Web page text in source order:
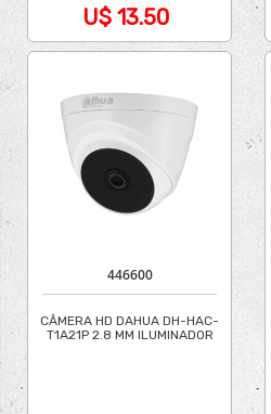
U$ 13.50
446600
CÂMERA HD DAHUA DH-HAC-
T1A21P 2.8 MM ILUMINADOR